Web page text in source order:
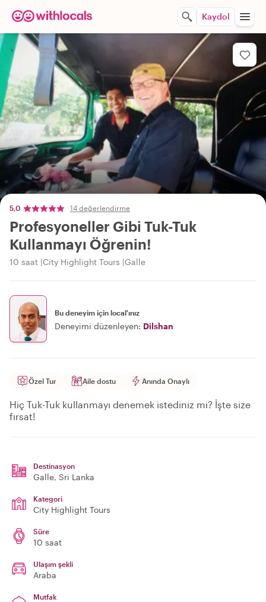
Kaydol
5,0 14 değerlendirme
Profesyoneller Gibi Tuk-Tuk
Kullanmayı Öğrenin!
10 saat City Highlight Tours Galle
Bu deneyim için local'ınız
Deneyimi düzenleyen: Dilshan
Özel Tur Aile dostu Anında Onaylı
Hiç Tuk-Tuk kullanmayı denemek istediniz mi? İşte size
fırsat!
Destinasyon
Galle, Sri Lanka
Kategori
City Highlight Tours
Süre
10 saat
Ulaşım şekli
Araba
Mutfak